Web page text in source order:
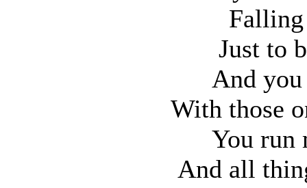
Just to
And
With those
You run
And all